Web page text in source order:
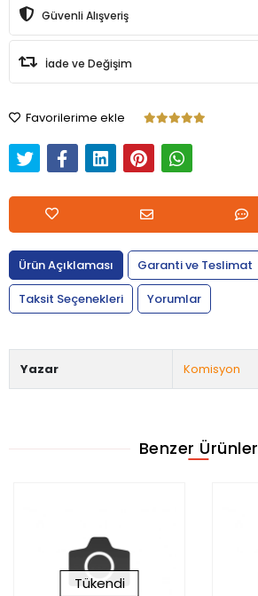
Güvenli Alışveriş
İade ve Değişim
Favorilerime ekle
Ürün Açıklaması
Garanti ve Teslimat
Taksit Seçenekleri
Yorumlar
Yazar Komisyon
Benzer Ürünler
Tükendi